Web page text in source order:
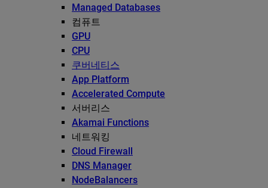
Managed Databases
컴퓨트
GPU
CPU
쿠버네티스
App Platform
Accelerated Compute
서버리스
Akamai Functions
네트워킹
Cloud Firewall
DNS Manager
NodeBalancers